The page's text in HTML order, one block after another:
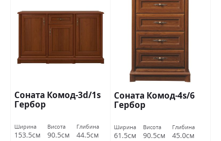
Соната Комод-3d/1s
Гербор
Ширина
153.5см
Висота
90.5см
Глибина
44.5см
Соната Комод-4s/6
Гербор
Ширина
61.5см
Висота
90.5см
Глибина
45.0см